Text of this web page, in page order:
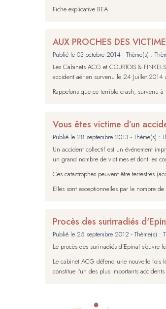
Fiche explicative BEA
AUX PROCHES DES
Publié le 03 octobre 2014 - Thème(s) :
Les Cabinets ACG et COURTOIS &
accident aérien survenu le 24 Juillet 2014
Rappelons que ce terrible crash, survenu
Vous êtes victime d’un
Publié le 28 septembre 2013 - Thème(s) :
Un accident collectif est un événement
un grand nombre de victimes et dont les
Ces catastrophes peuvent être terrestres
Elles sont exceptionnelles par le nombre
Procès des surirradiés
Publié le 25 septembre 2012 - Thème(s) :
Le procès des surirradiés d’Epinal
Le cabinet ACG défend une nouvelle fois
constitue l’un des plus importants